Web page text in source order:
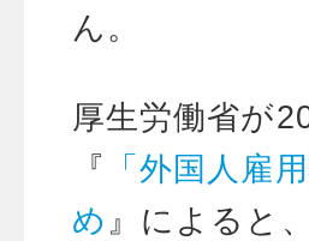
ん。
厚生労働省が
『
「外国人雇
め 』によると